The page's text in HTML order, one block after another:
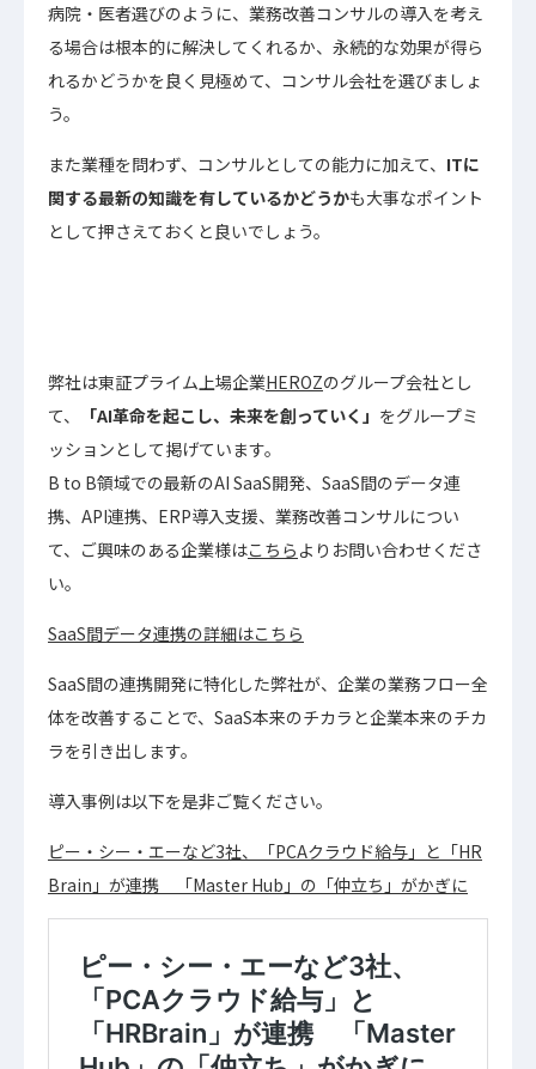
病院・医者選びのように、業務改善コンサルの導入を考え
る場合は根本的に解決してくれるか、永続的な効果が得ら
れるかどうかを良く見極めて、コンサル会社を選びましょ
う。
また業種を問わず、コンサルとしての能力に加えて、 ITに
関する最新の知識を有しているかどうかも大事なポイント
として押さえておくと良いでしょう。
弊社は東証プライム上場企業HEROZのグループ会社とし
て、
「AI革命を起こし、未来を創っていく」 をグループミ
ッションとして掲げています。
B to B領域での最新のAI SaaS開発、SaaS間のデータ連
携、API連携、ERP導入支援、業務改善コンサルについ
て、ご興味のある企業様はこちら よりお問い合わせくださ
い。
SaaS間データ連携の詳細はこちら
SaaS間の連携開発に特化した弊社が、企業の業務フロー全
体を改善することで、SaaS本来のチカラと企業本来のチカ
ラを引き出します。
導入事例は以下を是非ご覧ください。
ピー・シー・エーなど3社、「PCAクラウド給与」と「HR
Brain」が連携 「Master Hub」の「仲立ち」がかぎに